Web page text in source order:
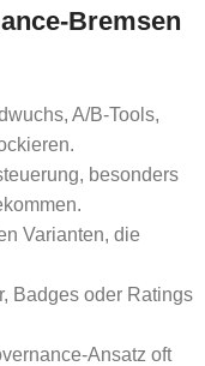
Bremsen
A/B-Tools,
besonders
Varianten, die
Badges oder Ratings
Ansatz oft